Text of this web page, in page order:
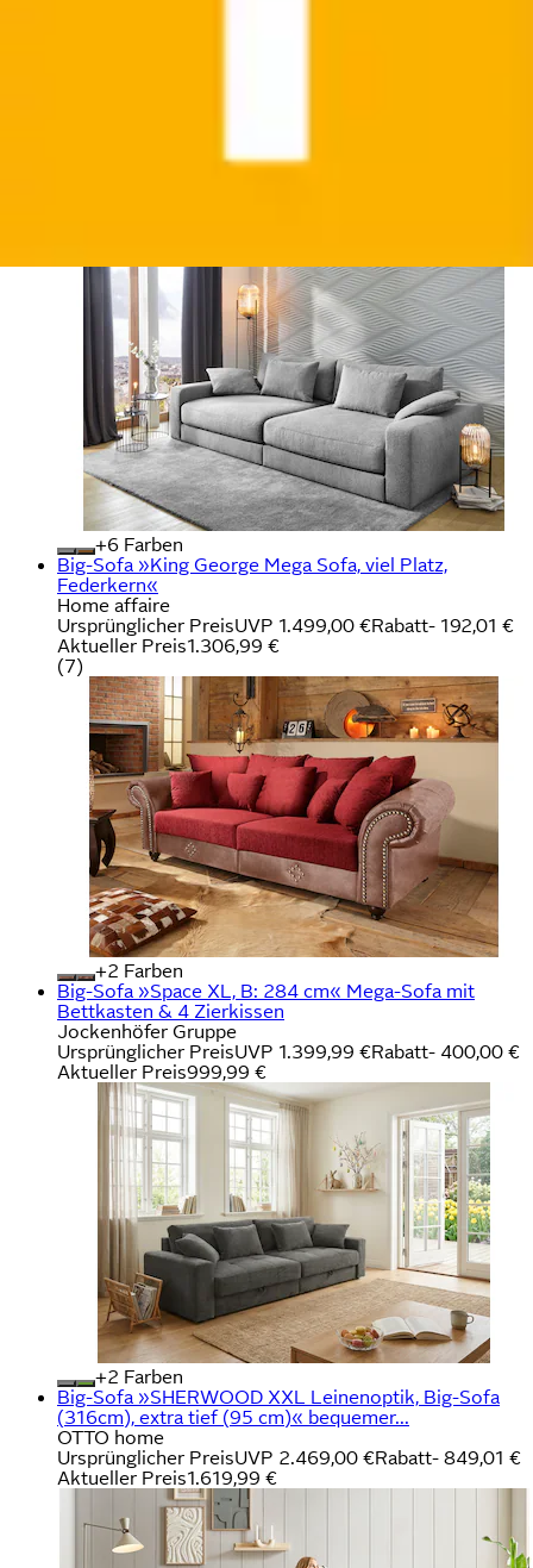
Big-Sofa »Milano XXL, B: 290 cm« mit Zierkissen,
+
Farben
Big-Sofa »King George Mega Sofa, viel Platz,
Federkern«
Home affaire
Ursprünglicher PreisUVP 1.499,00 €Rabatt- 192,01 €
Aktueller Preis1.306,99 €
(7)
+
Farben
Big-Sofa »Space XL, B: 284 cm« Mega-Sofa mit
Bettkasten & 4 Zierkissen
Jockenhöfer Gruppe
Ursprünglicher PreisUVP 1.399,99 €Rabatt- 400,00 €
Aktueller Preis999,99 €
+
Farben
Big-Sofa »SHERWOOD XXL Leinenoptik, Big-Sofa
(316cm), extra tief (95 cm)« bequemer...
OTTO home
Ursprünglicher PreisUVP 2.469,00 €Rabatt- 849,01 €
Aktueller Preis1.619,99 €